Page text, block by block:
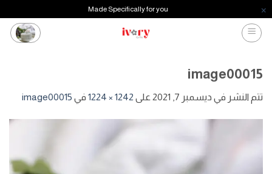
Made Specifically for you
تخطي
للمحتوى
image00015
تتم النشر في ديسمبر 7, 2021 على 1242 × 1224 في image00015